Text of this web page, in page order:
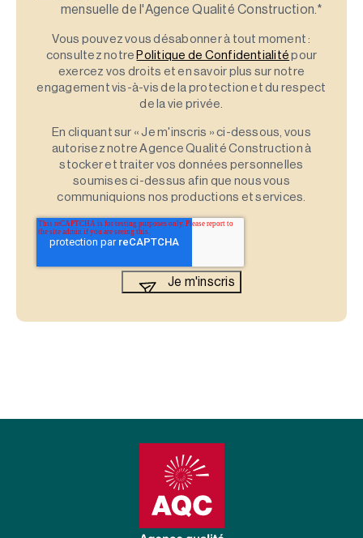
mensuelle de l'Agence Qualité Construction.*
Vous pouvez vous désabonner à tout moment :
consultez notre Politique de Confidentialité pour
exercez vos droits et en savoir plus sur notre
engagement vis-à-vis de la protection et du respect
de la vie privée.
En cliquant sur « Je m'inscris » ci-dessous, vous
autorisez notre Agence Qualité Construction à
stocker et traiter vos données personnelles
soumises ci-dessus afin que nous vous
communiquions nos productions et services.